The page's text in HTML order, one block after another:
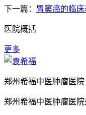
下一篇： 胃窦癌的临床
医院概括
更多
郑州希福中医肿瘤医院
郑州希福中医肿瘤医